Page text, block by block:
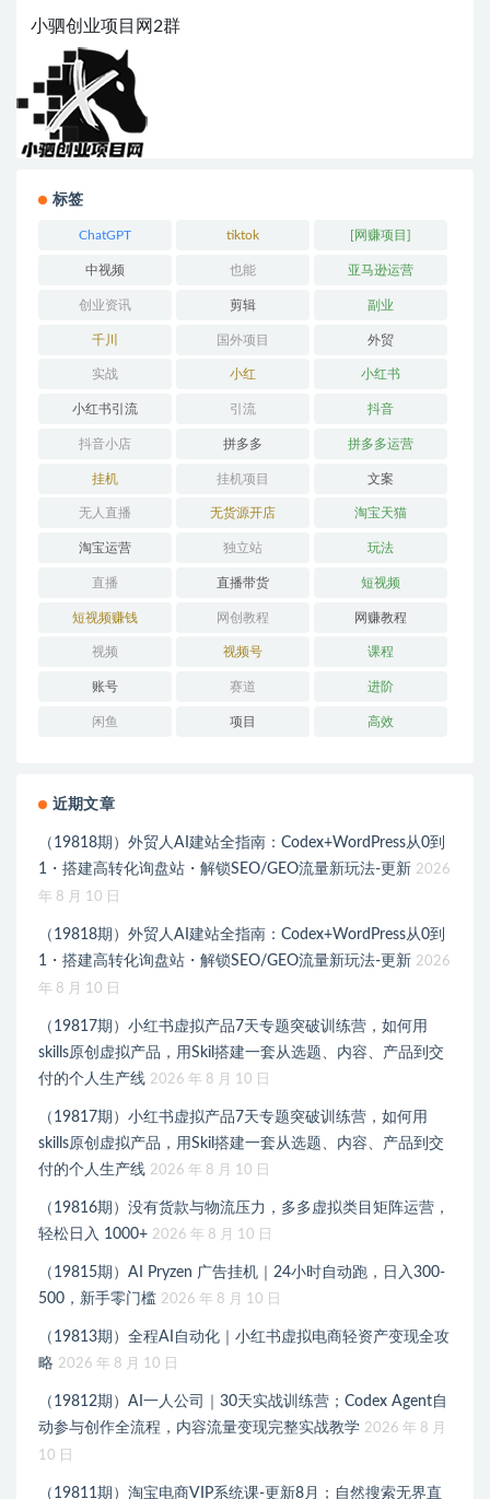
小驷创业项目网2群
标签
ChatGPT tiktok [网赚项目]
中视频 也能 亚马逊运营
创业资讯 剪辑 副业
千川 国外项目 外贸
实战 小红 小红书
小红书引流 引流 抖音
抖音小店 拼多多 拼多多运营
挂机 挂机项目 文案
无人直播 无货源开店 淘宝天猫
淘宝运营 独立站 玩法
直播 直播带货 短视频
短视频赚钱 网创教程 网赚教程
视频 视频号 课程
账号 赛道 进阶
闲鱼 项目 高效
近期文章
（19818期）外贸人AI建站全指南：Codex+WordPress从0到
1・搭建高转化询盘站・解锁SEO/GEO流量新玩法-更新 2026
年 8 月 10 日
（19818期）外贸人AI建站全指南：Codex+WordPress从0到
1・搭建高转化询盘站・解锁SEO/GEO流量新玩法-更新 2026
年 8 月 10 日
（19817期）小红书虚拟产品7天专题突破训练营，如何用
skills原创虚拟产品，用Skil搭建一套从选题、内容、产品到交
付的个人生产线 2026 年 8 月 10 日
（19817期）小红书虚拟产品7天专题突破训练营，如何用
skills原创虚拟产品，用Skil搭建一套从选题、内容、产品到交
付的个人生产线 2026 年 8 月 10 日
（19816期）没有货款与物流压力，多多虚拟类目矩阵运营，
轻松日入 1000+ 2026 年 8 月 10 日
（19815期）AI Pryzen 广告挂机｜24小时自动跑，日入300-
500，新手零门槛 2026 年 8 月 10 日
（19813期）全程AI自动化｜小红书虚拟电商轻资产变现全攻
略 2026 年 8 月 10 日
（19812期）AI一人公司｜30天实战训练营；Codex Agent自
动参与创作全流程，内容流量变现完整实战教学 2026 年 8 月
10 日
（19811期）淘宝电商VIP系统课-更新8月；自然搜索无界直